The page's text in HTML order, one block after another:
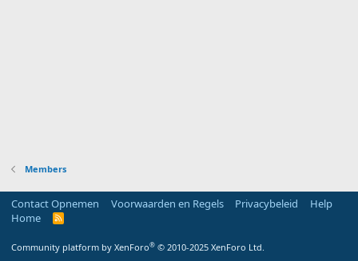
Members
Contact Opnemen Voorwaarden en Regels Privacybeleid
Help
Home
R
Community platform by XenForo® © 2010-2025 XenForo Ltd.